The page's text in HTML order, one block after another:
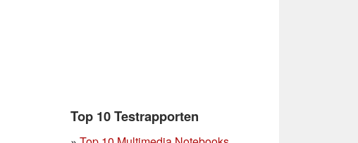
Top 10 Testrapporten